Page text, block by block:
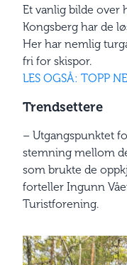
Et vanlig bilde over
Kongsberg har de
Her har nemlig
fri for skispor.
LES OGSÅ: TOPP
Trendsettere
– Utgangspunktet
stemning mellom
som brukte de
forteller Ingunn
Turistforening.